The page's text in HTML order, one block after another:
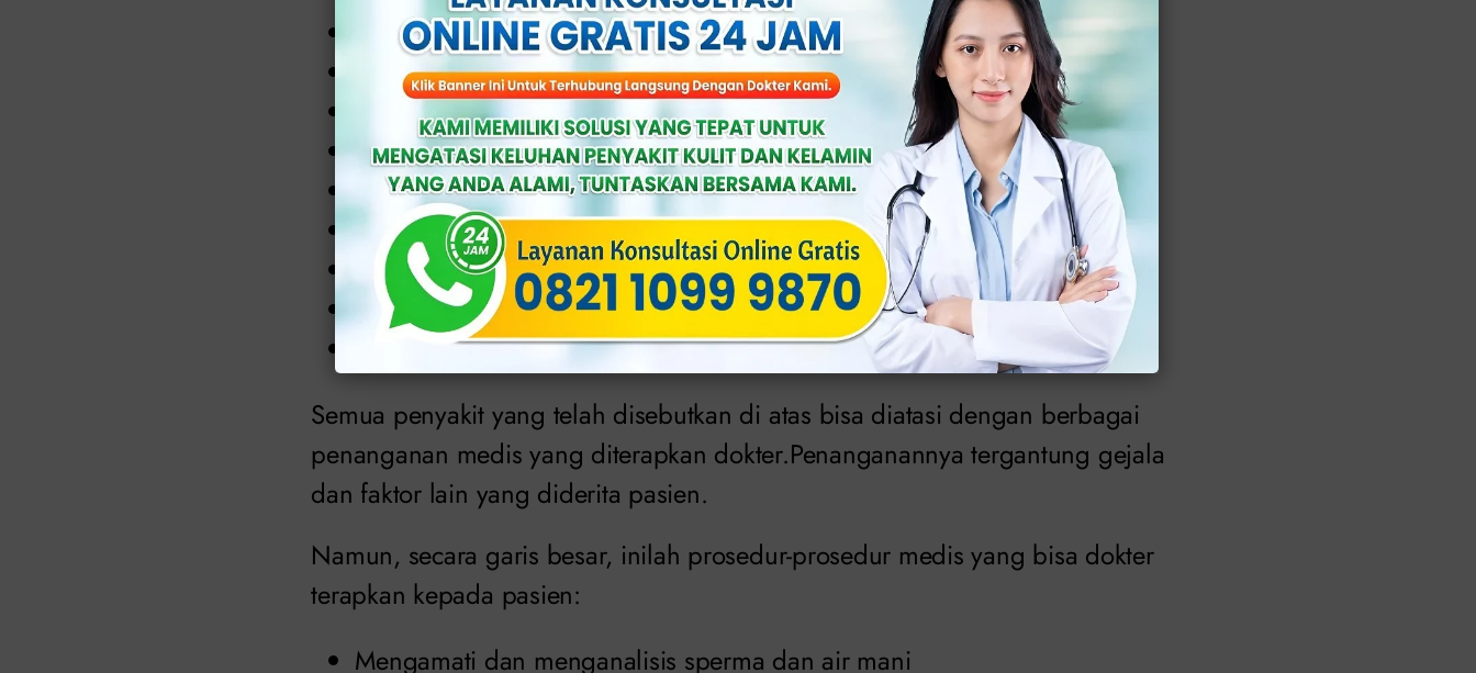
Epididimitis
Uretritis
Cystitis
Balanitis
Phimosis
Prostatitis
Ejakulasi dini
Orkitis
Kulup panjang
Semua penyakit yang telah disebutkan di atas bisa diatasi dengan berbagai
penanganan medis yang diterapkan dokter.Penanganannya tergantung gejala
dan faktor lain yang diderita pasien.
Namun, secara garis besar, inilah prosedur-prosedur medis yang bisa dokter
terapkan kepada pasien:
Mengamati dan menganalisis sperma dan air mani